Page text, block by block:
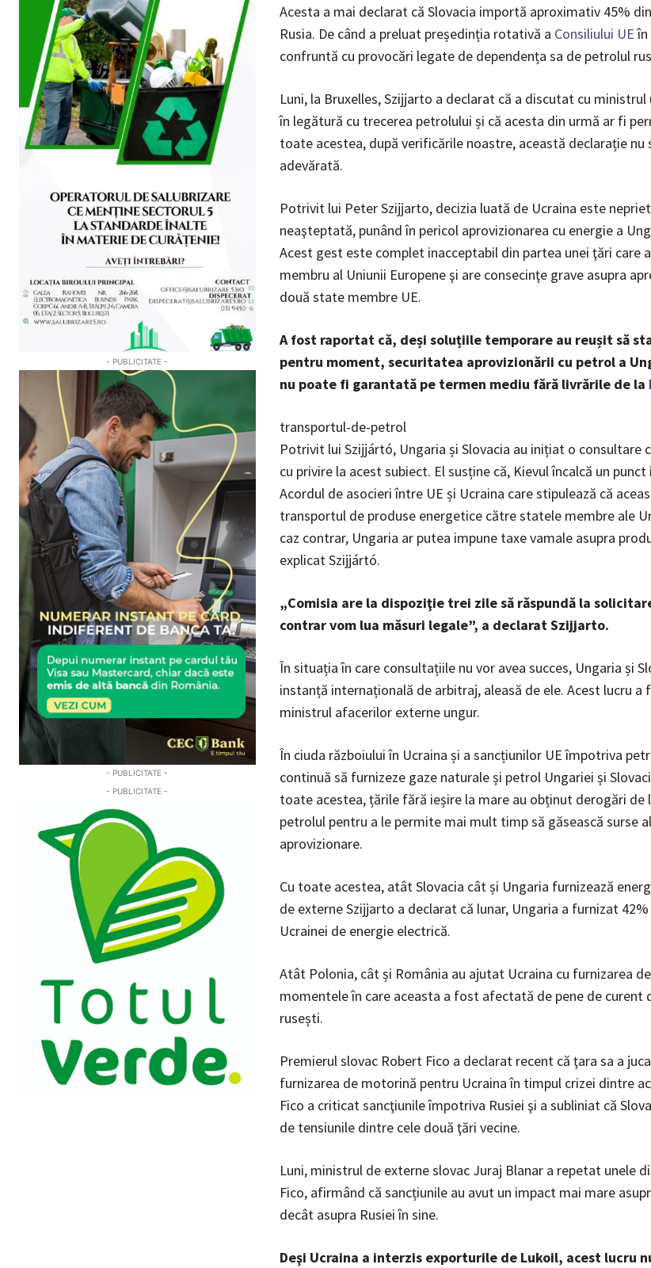
- PUBLICITATE -
- PUBLICITATE -
- PUBLICITATE -
Acesta a mai declarat că Slovacia importă aproximativ 45%
Rusia. De când a preluat președinția rotativă a Consiliului UEîn
confruntă cu provocări legate de dependența sa de petrolul
Luni, la Bruxelles, Szijjarto a declarat că a discutat cu
în legătură cu trecerea petrolului și că acesta din urmă ar fi
toate acestea, după verificările noastre, această declarație nu
adevărată.
Potrivit lui Peter Szijjarto, decizia luată de Ucraina este
neaşteptată, punând în pericol aprovizionarea cu energie a
Acest gest este complet inacceptabil din partea unei ţări care
membru al Uniunii Europene şi are consecinţe grave asupra
două state membre UE.
A fost raportat că, deși soluțiile temporare au reușit să
pentru moment, securitatea aprovizionării cu petrol a
nu poate fi garantată pe termen mediu fără livrările de la
transportul-de-petrol
Potrivit lui Szijjártó, Ungaria și Slovacia au inițiat o consultare
cu privire la acest subiect. El susține că, Kievul încalcă un
Acordul de asocieri între UE și Ucraina care stipulează că
transportul de produse energetice către statele membre ale
caz contrar, Ungaria ar putea impune taxe vamale asupra
explicat Szijjártó.
„Comisia are la dispoziţie trei zile să răspundă la
contrar vom lua măsuri legale”, a declarat Szijjarto.
În situația în care consultațiile nu vor avea succes, Ungaria și
instanță internațională de arbitraj, aleasă de ele. Acest lucru
ministrul afacerilor externe ungur.
În ciuda războiului în Ucraina și a sancțiunilor UE împotriva
continuă să furnizeze gaze naturale și petrol Ungariei și
toate acestea, țările fără ieșire la mare au obținut derogări de
petrolul pentru a le permite mai mult timp să găsească surse
aprovizionare.
Cu toate acestea, atât Slovacia cât și Ungaria furnizează
de externe Szijjarto a declarat că lunar, Ungaria a furnizat
Ucrainei de energie electrică.
Atât Polonia, cât și România au ajutat Ucraina cu furnizarea
momentele în care aceasta a fost afectată de pene de
rusești.
Premierul slovac Robert Fico a declarat recent că ţara sa a
furnizarea de motorină pentru Ucraina în timpul crizei dintre
Fico a criticat sancţiunile împotriva Rusiei şi a subliniat că
de tensiunile dintre cele două ţări vecine.
Luni, ministrul de externe slovac Juraj Blanar a repetat unele
Fico, afirmând că sancțiunile au avut un impact mai mare
decât asupra Rusiei în sine.
Deşi Ucraina a interzis exporturile de Lukoil, acest lucru